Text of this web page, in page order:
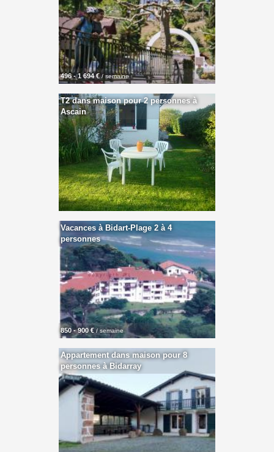
496 - 1 694 €/ semaine
T2 dans maison pour 2 personnes à
Ascain
Vacances à Bidart-Plage 2 à 4
personnes
850 - 900 €/ semaine
Appartement dans maison pour 8
personnes à Bidarray